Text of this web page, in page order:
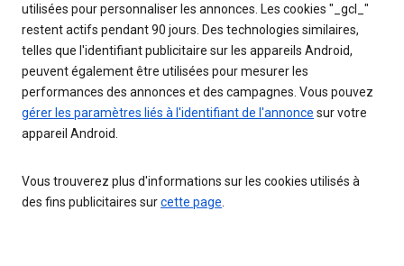
utilisées pour personnaliser les annonces. Les cookies "_gcl_"
restent actifs pendant 90 jours. Des technologies similaires,
telles que l'identifiant publicitaire sur les appareils Android,
peuvent également être utilisées pour mesurer les
performances des annonces et des campagnes. Vous pouvez
gérer les paramètres liés à l'identifiant de l'annonce sur votre
appareil Android.
Vous trouverez plus d'informations sur les cookies utilisés à
des fins publicitaires surcette page.